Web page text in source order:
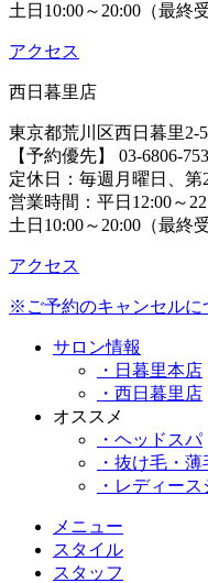
土日10:00～20:00（最終
アクセス
西日暮里店
東京都荒川区西日暮里2-
【予約優先】 03-6806-
定休日：毎週月曜日、第
営業時間：平日12:00～
土日10:00～20:00（最終
アクセス
※ご予約のキャンセルに
サロン情報
・日暮里本店
・西日暮里店
オススメ
・ヘッドスパ
・抜け毛・
・レディー
メニュー
スタイル
スタッフ